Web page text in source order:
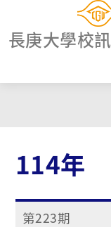
長庚大學校訊
114年
第223期